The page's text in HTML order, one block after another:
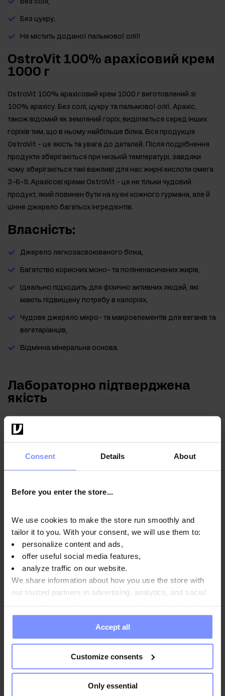
Consent Details About
Before you enter the store...
We use cookies to make the store run smoothly and
tailor it to you. With your consent, we will use them to:
personalize content and ads,
offer useful social media features,
analyze traffic on our website.
We share information about how you use the store with
our trusted partners in advertising, analytics, and social
information you have provided to them or that they have
collected when you use their services. Do you agree?
Accept all
Customize consents
Only essential
Без солі,
Без цукру,
Не містить доданої пальмової олії!
OstroVit 100% арахісовий крем
1000 г
OstroVit 100% арахісовий крем 1000 г виготовлений зі
100% арахісу. Без солі, цукру та пальмової олії. Арахіс,
також відомий як земляний горіх, виділяється серед інших
горіхів тим, що в ньому найбільше білка. Вся продукція
OstroVit - це якість та увага до деталей. Після подрібнення
продукти зберігаються при низькій температурі, завдяки
чому зберігаються такі важливі для нас жирні кислоти омега
3-6-9. Арахісові креми OstroVit - це не тільки чудовий
продукт, який повинен бути на кухні кожного гурмана, але й
цінне джерело багатьох інгредієнтів.
Власність:
Джерело легкозасвоюваного білка,
Багатство корисних моно- та поліненасичених жирів,
Ідеально підходить для фізично активних людей, які
мають підвищену потребу в калоріях,
Чудове джерело мікро- та макроелементів для веганів та
вегетаріанців,
Відмінна мінеральна основа.
Лабораторно підтверджена
якість
перевіряємо продукцію в незалежній акредитованій
безпечність.
дослідження 21.02.2026
OstroVit 100% арахісовий крем - Дослідження на вміст
важких металів 16.02.2026
OstroVit 100% арахісовий крем - Мікробіологічні
дослідження 22.08.2025
OstroVit 100% арахісовий крем - Дослідження на вміст
Спосіб використання